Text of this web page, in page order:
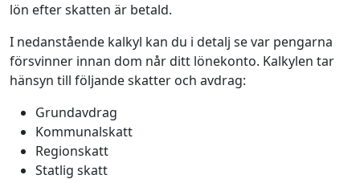
lön efter skatten är betald.
I nedanstående kalkyl kan du i detalj se var pengarna
försvinner innan dom når ditt lönekonto. Kalkylen tar
hänsyn till följande skatter och avdrag:
Grundavdrag
Kommunalskatt
Regionskatt
Statlig skatt